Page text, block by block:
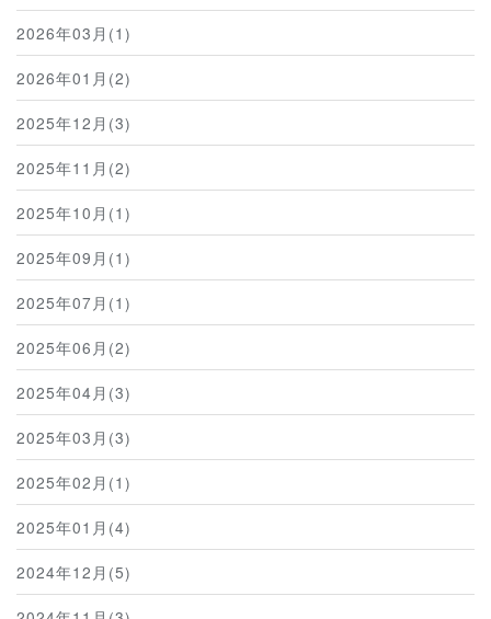
2026年03月(1)
2026年01月(2)
2025年12月(3)
2025年11月(2)
2025年10月(1)
2025年09月(1)
2025年07月(1)
2025年06月(2)
2025年04月(3)
2025年03月(3)
2025年02月(1)
2025年01月(4)
2024年12月(5)